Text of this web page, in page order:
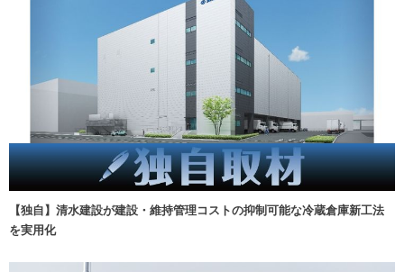
【独自】清水建設が建設・維持管理コストの抑制可能な冷蔵倉庫新工法
を実用化